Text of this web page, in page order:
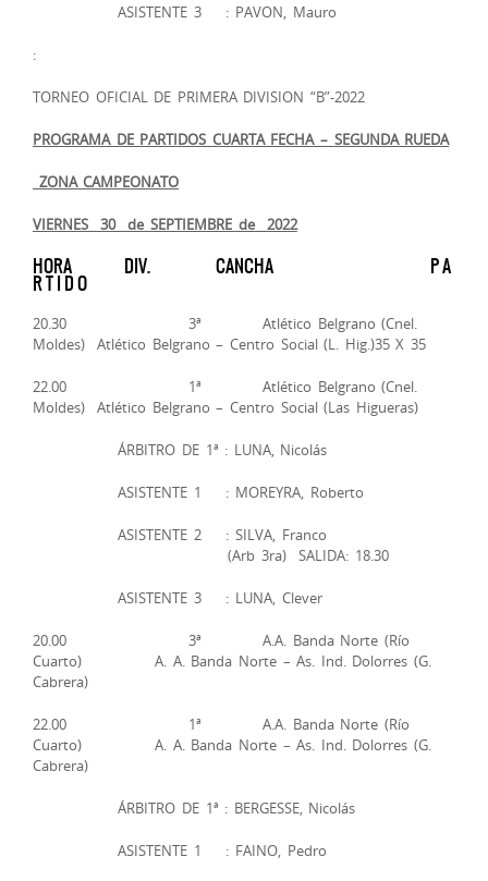
ASISTENTE 3 : PAVON, Mauro
:
TORNEO OFICIAL DE PRIMERA DIVISION “B”-2022
PROGRAMA DE PARTIDOS ­­CUARTA FECHA – SEGUNDA RUEDA
ZONA CAMPEONATO
VIERNES 30 de SEPTIEMBRE de 2022
HORA DIV. CANCHA P A
R T I D O
20.30 3ª Atlético Belgrano (Cnel.
Moldes) Atlético Belgrano – Centro Social (L. Hig.)35 X 35
22.00 1ª Atlético Belgrano (Cnel.
Moldes) Atlético Belgrano – Centro Social (Las Higueras)
ÁRBITRO DE 1ª : LUNA, Nicolás
ASISTENTE 1 : MOREYRA, Roberto
ASISTENTE 2 : SILVA, Franco
(Arb 3ra) SALIDA: 18.30
ASISTENTE 3 : LUNA, Clever
20.00 3ª A.A. Banda Norte (Río
Cuarto) A. A. Banda Norte – As. Ind. Dolorres (G.
Cabrera)
22.00 1ª A.A. Banda Norte (Río
Cuarto) A. A. Banda Norte – As. Ind. Dolorres (G.
Cabrera)
ÁRBITRO DE 1ª : BERGESSE, Nicolás
ASISTENTE 1 : FAINO, Pedro